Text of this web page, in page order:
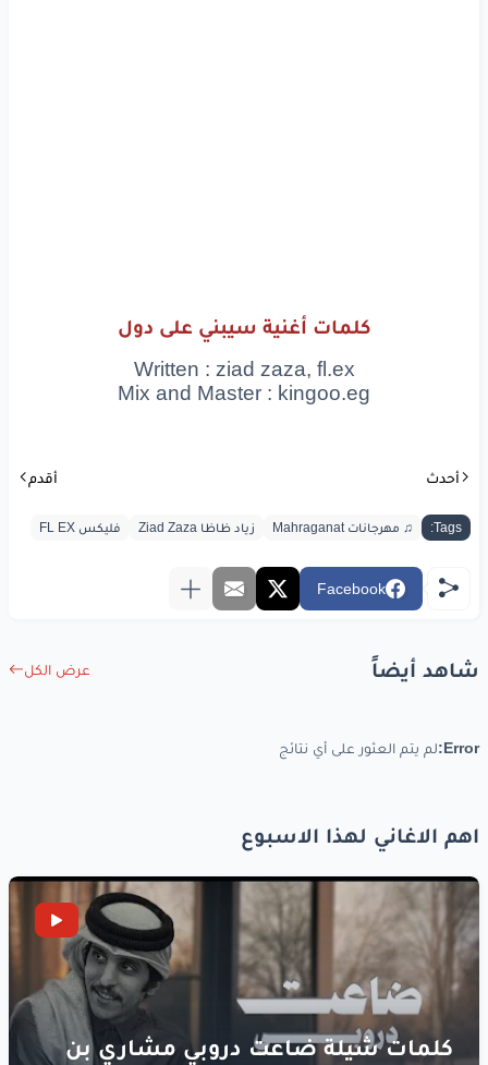
هاديهالوعرض
اناهديهالوطول
انامشهحركجسمي
هيارنةتليفون(تررن)
www.lyrics-arabic.com
كلمات أغنية سيبني على دول
Written : ziad zaza, fl.ex
Mix and Master : kingoo.eg
أحدث أقدم
Tags: ♫ مهرجانات Mahraganat زياد ظاظا Ziad Zaza فليكس FL EX
Facebook
شاهد أيضاً عرض الكل
Error: لم يتم العثور على أي نتائج
اهم الاغاني لهذا الاسبوع